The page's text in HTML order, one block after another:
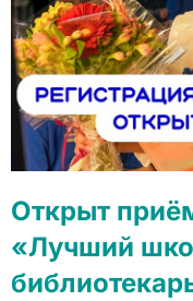
Открыт
«Лучший